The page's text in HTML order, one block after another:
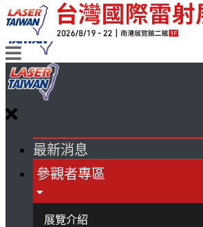
最新消息
參觀者專區
展覽介紹